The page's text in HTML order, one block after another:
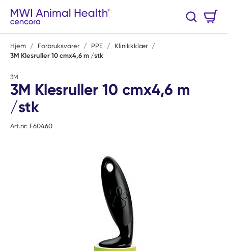
Hopp til hovedinnhold
Søk
Hjem / Forbruksvarer / PPE / Klinikkklær /
3M Klesruller 10 cmx4,6 m /stk
3M
3M Klesruller 10 cmx4,6 m
/stk
Art.nr: F60460